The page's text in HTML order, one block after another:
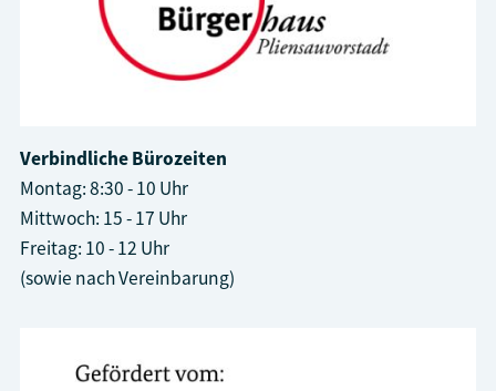
Verbindliche Bürozeiten
Montag: 8:30 - 10 Uhr
Mittwoch: 15 - 17 Uhr
Freitag: 10 - 12 Uhr
(sowie nach Vereinbarung)